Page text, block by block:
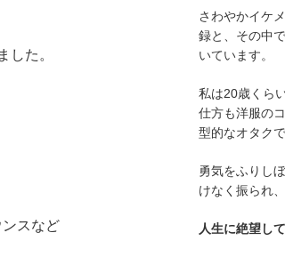
した。
スなど
さわやかイケ
録と、その中
いています。
私は20歳くら
仕方も洋服の
型的なオタク
勇気をふりし
けなく振られ、
人生に絶望し